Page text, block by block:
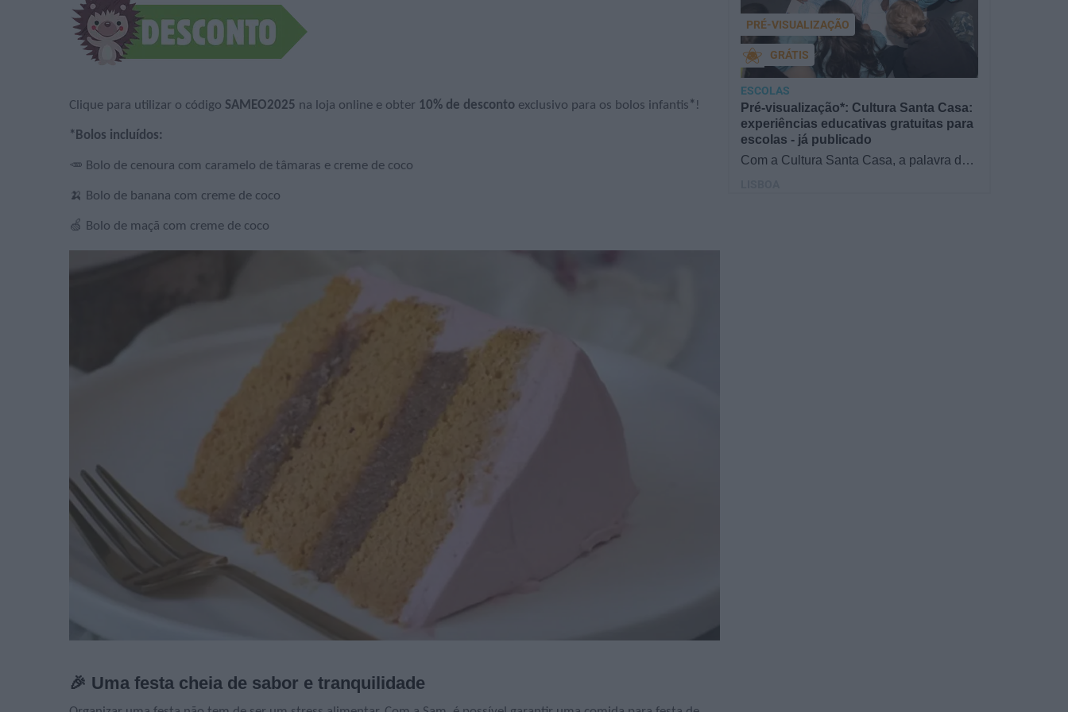
Clique para utilizar o código SAMEO2025 na loja online e obter 10% de desconto exclusivo para os bolos infantis* !
*Bolos incluídos:
🥕 Bolo de cenoura com caramelo de tâmaras e creme de coco
🍌 Bolo de banana com creme de coco
🍏 Bolo de maçã com creme de coco
🎉 Uma festa cheia de sabor e tranquilidade
Pré-visualização*: Cultura Santa Casa:
experiências educativas gratuitas para
escolas - já publicado
Com a Cultura Santa Casa, a palavra de
GRÁTIS
PRÉ-VISUALIZAÇÃO
ESCOLAS